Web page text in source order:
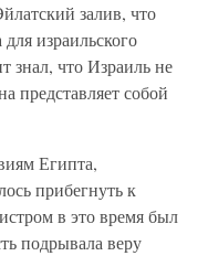
залив, что
израильского
знал, что Израиль не
представляет собой
Египта,
прибегнуть к
в это время был
подрывала веру